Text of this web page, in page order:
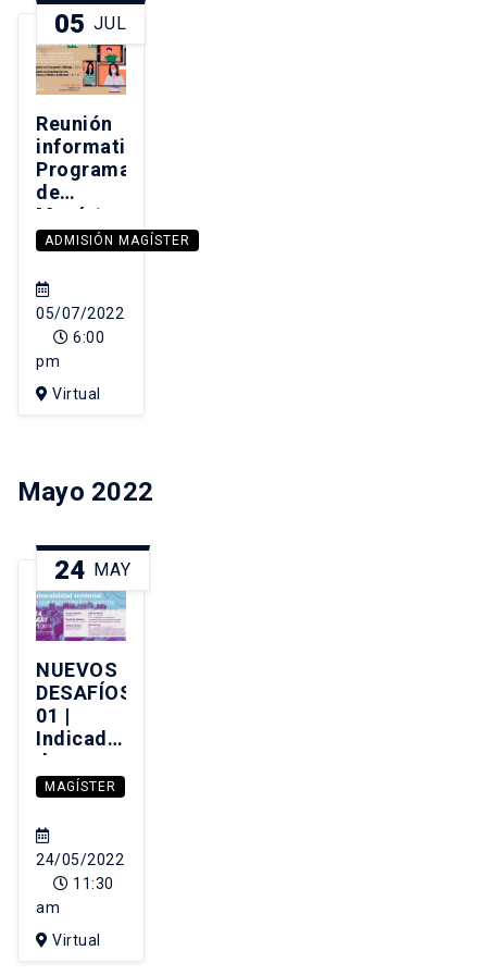
05 JUL
Reunión
informativa
Programas
de
Magíster
ADMISIÓN MAGÍSTER
05/07/2022
6:00
pm
Virtual
Mayo 2022
24 MAY
NUEVOS
DESAFÍOS
01 |
Indicadores
de
vulnerabilidad
Lo que
esconden
los
números.
MAGÍSTER
24/05/2022
11:30
am
Virtual